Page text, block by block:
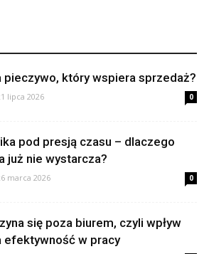
pieczywo, który wspiera sprzedaż?
lipca 2026 0
pod presją czasu – dlaczego
już nie wystarcza?
marca 2026 0
się poza biurem, czyli wpływ
efektywność w pracy